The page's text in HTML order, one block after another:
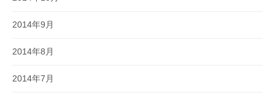
2014年9月
2014年8月
2014年7月